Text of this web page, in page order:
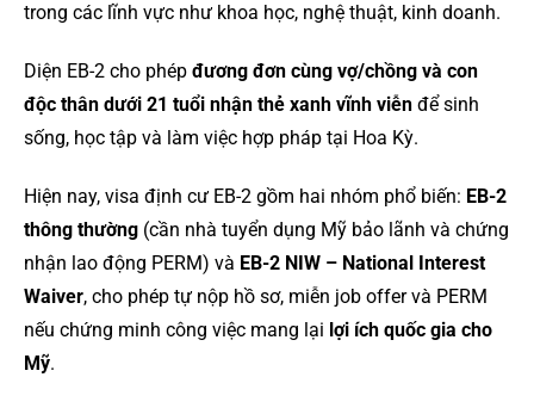
trong các lĩnh vực như khoa học, nghệ thuật, kinh doanh.
Diện EB-2 cho phép đương đơn cùng vợ/chồng và con
độc thân dưới 21 tuổi nhận thẻ xanh vĩnh viễn để sinh
sống, học tập và làm việc hợp pháp tại Hoa Kỳ.
Hiện nay, visa định cư EB-2 gồm hai nhóm phổ biến: EB-2
thông thường (cần nhà tuyển dụng Mỹ bảo lãnh và chứng
nhận lao động PERM) và EB-2 NIW – National Interest
Waiver, cho phép tự nộp hồ sơ, miễn job offer và PERM
nếu chứng minh công việc mang lại lợi ích quốc gia cho
Mỹ.